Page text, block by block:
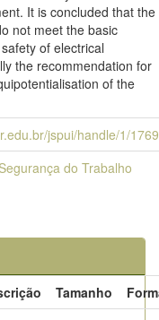
It is concluded that the
not meet the basic
of electrical
the recommendation for
of the
jspui/handle/1/
do Trabalho
Tamanho